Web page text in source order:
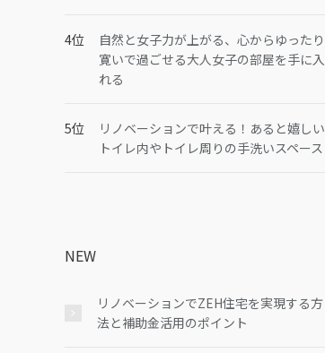
自然と女子力が上がる、心からゆったり
寛いで過ごせる大人女子の部屋を手に入
れる
リノベーションで叶える！あると嬉しい
トイレ内やトイレ周りの手洗いスペース
NEW
リノベーションでZEH住宅を実現する方
法と補助金活用のポイント